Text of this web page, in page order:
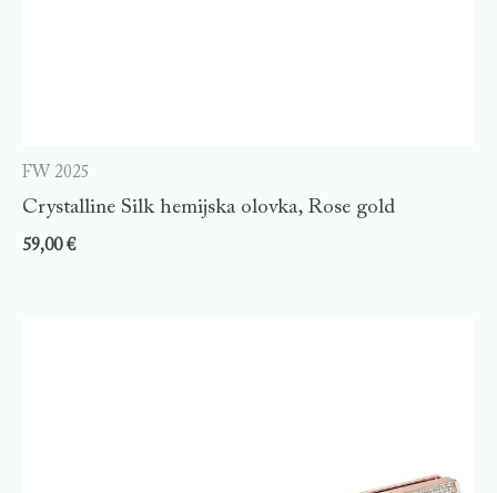
FW 2025
Crystalline Silk hemijska olovka, Rose gold
59,00€